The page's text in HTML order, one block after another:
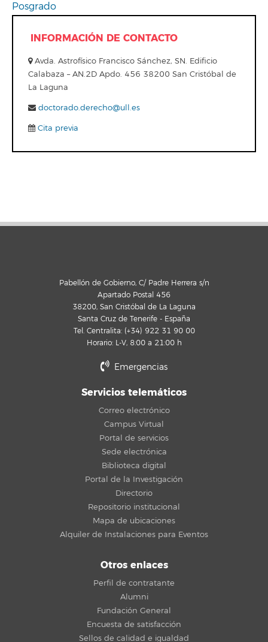
Posgrado
INFORMACIÓN DE CONTACTO
Avda. Astrofísico Francisco Sánchez, SN. Edificio
Calabaza – AN.2D Apdo. 456 38200 San Cristóbal de
La Laguna
doctorado.derecho@ull.es
Cita previa
Pabellón de Gobierno, C/ Padre Herrera s/n
Apartado Postal 456
38200, San Cristóbal de La Laguna
Santa Cruz de Tenerife - España
Tel. Centralita: (+34) 922 31 90 00
Horario: L-V, 8:00 a 21:00 h
Emergencias
Servicios telemáticos
Correo electrónico
Campus Virtual
Portal de servicios
Sede electrónica
Biblioteca digital
Portal de la Investigación
Directorio
Repositorio institucional
Mapa de ubicaciones
Alquiler de Instalaciones para Eventos
Otros enlaces
Perfil de contratante
Alumni
Fundación General
Encuesta de satisfacción
Sellos de calidad e igualdad